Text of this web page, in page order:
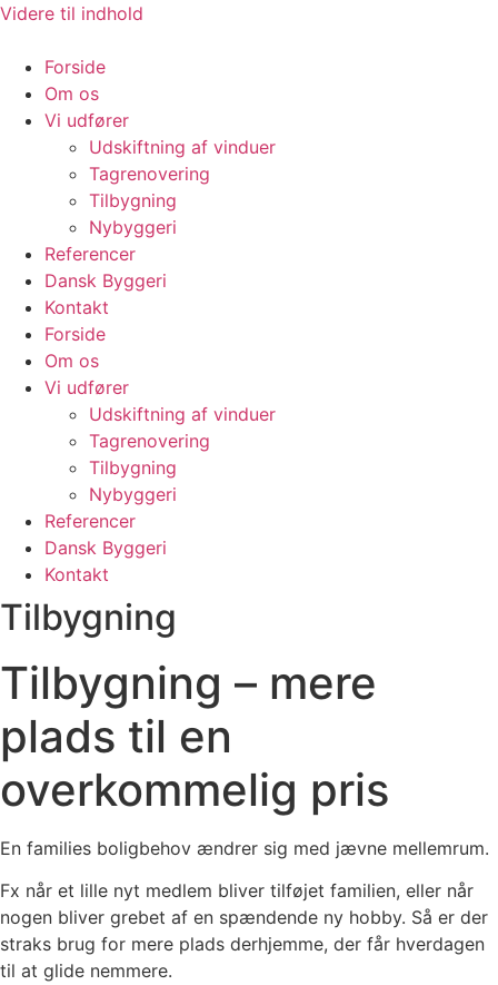
Videre til indhold
Forside
Om os
Vi udfører
Udskiftning af vinduer
Tagrenovering
Tilbygning
Nybyggeri
Referencer
Dansk Byggeri
Kontakt
Forside
Om os
Vi udfører
Udskiftning af vinduer
Tagrenovering
Tilbygning
Nybyggeri
Referencer
Dansk Byggeri
Kontakt
Tilbygning
Tilbygning​ – mere
plads til en
overkommelig pris
En families boligbehov ændrer sig med jævne mellemrum.
Fx når et lille nyt medlem bliver tilføjet familien, eller når
nogen bliver grebet af en spændende ny hobby. Så er der
straks brug for mere plads derhjemme, der får hverdagen
til at glide nemmere.